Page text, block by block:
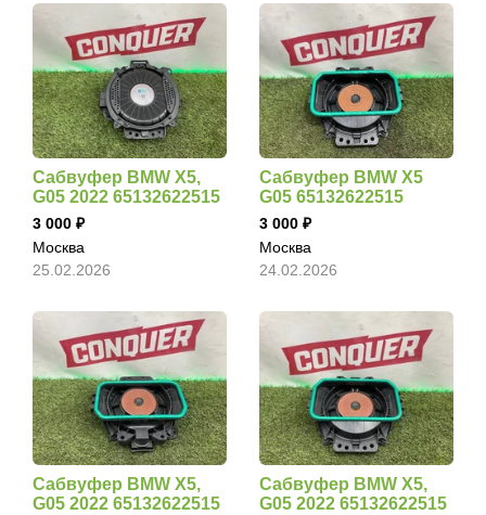
Сабвуфер BMW X5,
G05 2022 65132622515
3 000
Москва
25.02.2026
Сабвуфер BMW X5
G05 65132622515
3 000
Москва
24.02.2026
Сабвуфер BMW X5,
G05 2022 65132622515
Сабвуфер BMW X5,
G05 2022 65132622515